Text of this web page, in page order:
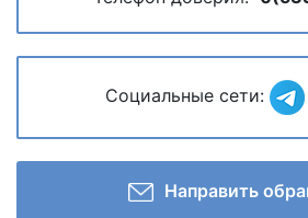
Социальные сети:
Направить